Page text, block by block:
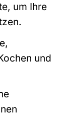
um Ihre
und